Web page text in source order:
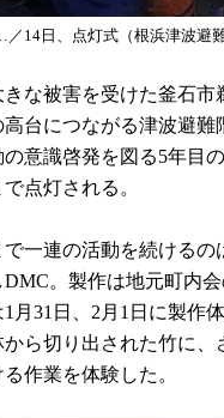
14日、点灯式（根浜津波避難
な被害を受けた釜石市
台につながる津波避
意識啓発を図る5年目
点灯される。
一連の活動を続けるの
。製作は地元町内
月31日、2月1日に製作
ら切り出された竹に
作業を体験した。